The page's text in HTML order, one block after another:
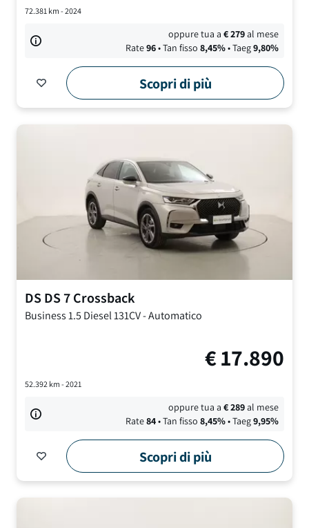
72.381km - 2024
oppure tua a€279al mese
Rate96• Tan fisso 8,45%• Taeg9,80%
Scopri di più
DSDS 7 Crossback
Business1.5 Diesel 131CV-Automatico
€17.890
52.392km - 2021
oppure tua a€289al mese
Rate84• Tan fisso 8,45%• Taeg9,95%
Scopri di più